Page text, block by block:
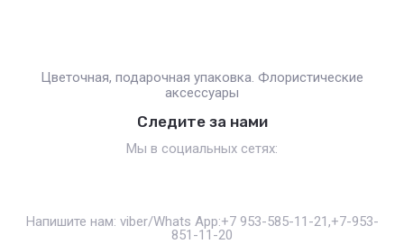
Цветочная, подарочная упаковка. Флористические
аксессуары
Следите за нами
Мы в социальных сетях:
Напишите нам: viber/Whats App:+7 953-585-11-21,+7-953-
851-11-20